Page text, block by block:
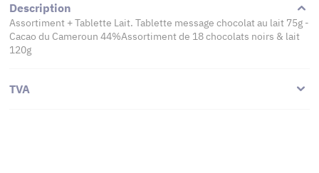
Description
Assortiment + Tablette Lait. Tablette message chocolat au lait 75g -
Cacao du Cameroun 44%Assortiment de 18 chocolats noirs & lait
120g
TVA